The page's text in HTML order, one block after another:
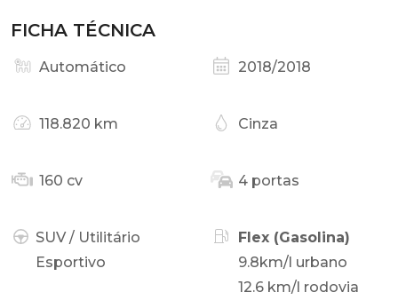
FICHA TÉCNICA
Automático 2018/2018
118.820 km Cinza
160 cv 4 portas
SUV / Utilitário
Esportivo
Flex (Gasolina)
9.8km/l urbano
12.6 km/l rodovia